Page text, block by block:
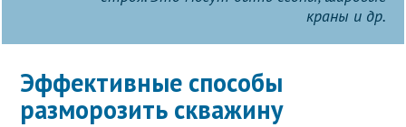
краны и др.
Эффективные способы
разморозить скважину